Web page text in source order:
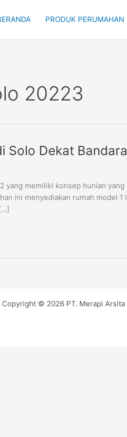
PRODUK PERUMAHAN
20223
Solo Dekat
memiliki konsep hunian
ini menyediakan rumah model
Copyright © 2026 PT. Merapi Arsita